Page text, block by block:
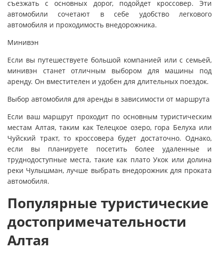
съезжать с основных дорог, подойдет кроссовер. Эти
автомобили сочетают в себе удобство легкового
автомобиля и проходимость внедорожника.
Минивэн
Если вы путешествуете большой компанией или с семьей,
минивэн станет отличным выбором для машины под
аренду. Он вместителен и удобен для длительных поездок.
Выбор автомобиля для аренды в зависимости от маршрута
Если ваш маршрут проходит по основным туристическим
местам Алтая, таким как Телецкое озеро, гора Белуха или
Чуйский тракт, то кроссовера будет достаточно. Однако,
если вы планируете посетить более удаленные и
труднодоступные места, такие как плато Укок или долина
реки Чулышман, лучше выбрать внедорожник для проката
автомобиля.
Популярные туристические
достопримечательности
Алтая